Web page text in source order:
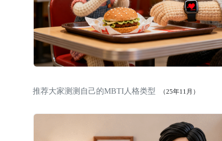
推荐大家测测自己的MBTI人格类型 （25年11月）